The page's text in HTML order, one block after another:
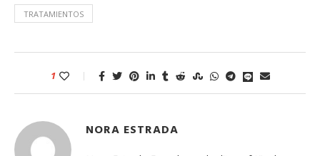
TRATAMIENTOS
1
NORA ESTRADA